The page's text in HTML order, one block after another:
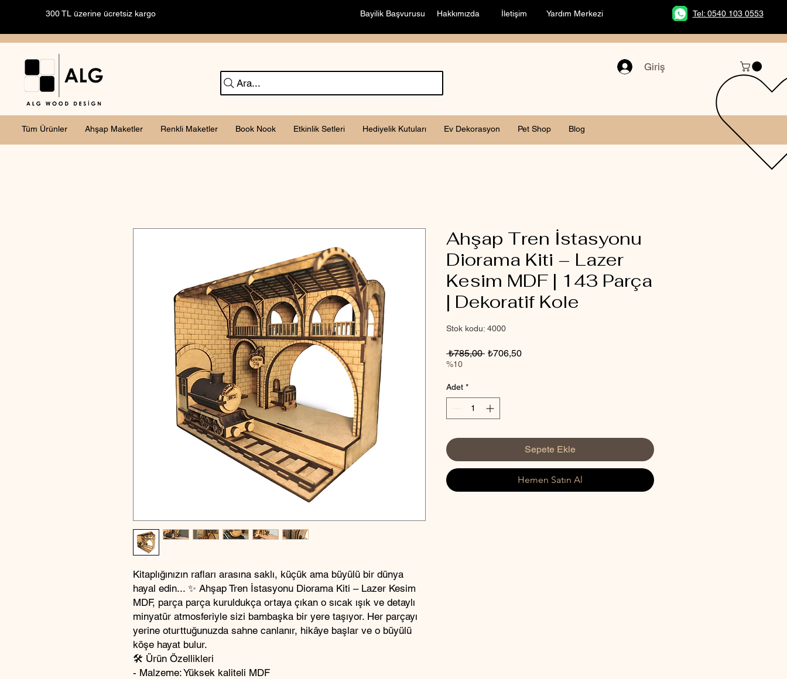
300 TL üzerine ücretsiz kargo Tel: 0540 103 0553
Yardım Merkezi
İletişim
Hakkımızda
Bayilik Başvurusu
Ara...
Giriş
Tüm Ürünler Ahşap Maketler Renkli Maketler Book Nook Etkinlik Setleri Hediyelik Kutuları Ev Dekorasyon Pet Shop Blog
Kitaplığınızın rafları arasına saklı, küçük ama büyülü bir dünya
hayal edin... ✨ Ahşap Tren İstasyonu Diorama Kiti – Lazer Kesim
MDF, parça parça kuruldukça ortaya çıkan o sıcak ışık ve detaylı
minyatür atmosferiyle sizi bambaşka bir yere taşıyor. Her parçayı
yerine oturttuğunuzda sahne canlanır, hikâye başlar ve o büyülü
köşe hayat bulur.
🛠️ Ürün Özellikleri
- Malzeme: Yüksek kaliteli MDF
Ahşap Tren İstasyonu
Diorama Kiti – Lazer
Kesim MDF | 143 Parça
| Dekoratif Kole
Stok kodu: 4000
₺785,00 Normal
₺706,50İndirimli
%10
Adet *
Sepete Ekle
Hemen Satın Al